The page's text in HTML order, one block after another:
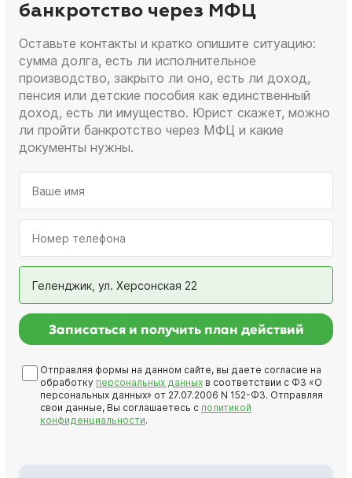
банкротство через МФЦ
Оставьте контакты и кратко опишите ситуацию:
сумма долга, есть ли исполнительное
производство, закрыто ли оно, есть ли доход,
пенсия или детские пособия как единственный
доход, есть ли имущество. Юрист скажет, можно
ли пройти банкротство через МФЦ и какие
документы нужны.
Геленджик, ул. Херсонская 22
Записаться и получить план действий
Отправляя формы на данном сайте, вы даете согласие на
обработку персональных данных в соответствии с ФЗ «О
персональных данных» от 27.07.2006 N 152-ФЗ. Отправляя
свои данные, Вы соглашаетесь с политикой
конфиденциальности.